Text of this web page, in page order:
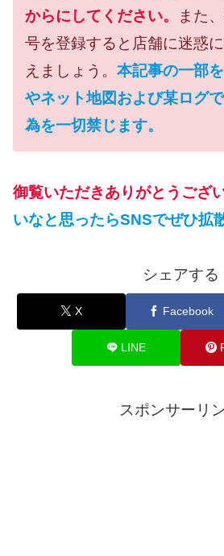
からにしてください。
また
号を登録すると店舗に迷惑
えましょう。 本記事の一部
やネット地図および某ログ
為を一切禁じます。
御覧いただきありがとうござい
いなと思ったらSNSでぜひ拡
シェアする
X Facebook
LINE
スポンサーリ